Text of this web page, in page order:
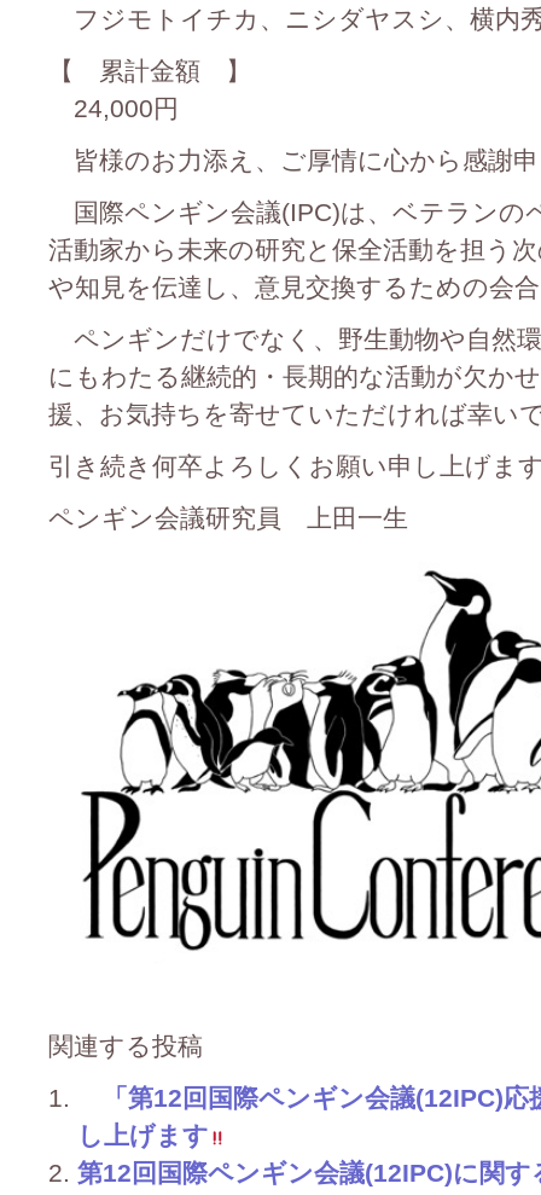
フジモトイチカ、ニシダヤスシ、横内
【 累計金額 】
24,000円
皆様のお力添え、ご厚情に心から感謝
国際ペンギン会議(IPC)は、ベテランの
活動家から未来の研究と保全活動を担う
や知見を伝達し、意見交換するための会
ペンギンだけでなく、野生動物や自然
にもわたる継続的・長期的な活動が欠か
援、お気持ちを寄せていただければ幸い
引き続き何卒よろしくお願い申し上げま
ペンギン会議研究員 上田一生
関連する投稿
「第12回国際ペンギン会議(12IPC)応
し上げます
第12回国際ペンギン会議(12IPC)に関